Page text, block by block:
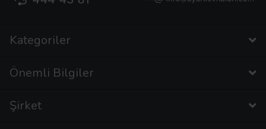
Kategoriler
Önemli Bilgiler
Şirket